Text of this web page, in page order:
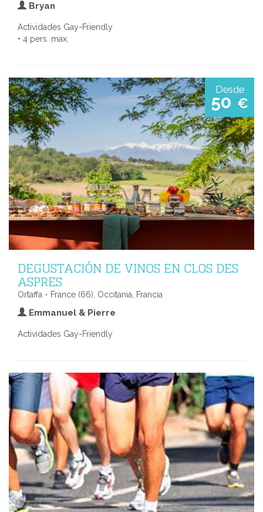
Bryan
Actividades Gay-Friendly
• 4 pers. max.
Desde
50 €
DEGUSTACIÓN DE VINOS EN CLOS DES
ASPRES
Ortaffa - France (66), Occitania, Francia
Emmanuel & Pierre
Actividades Gay-Friendly